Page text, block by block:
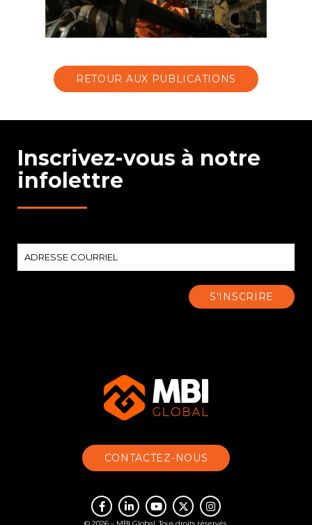
RETOUR AUX PUBLICATIONS
Inscrivez-vous à notre
infolettre
CONTACTEZ-NOUS